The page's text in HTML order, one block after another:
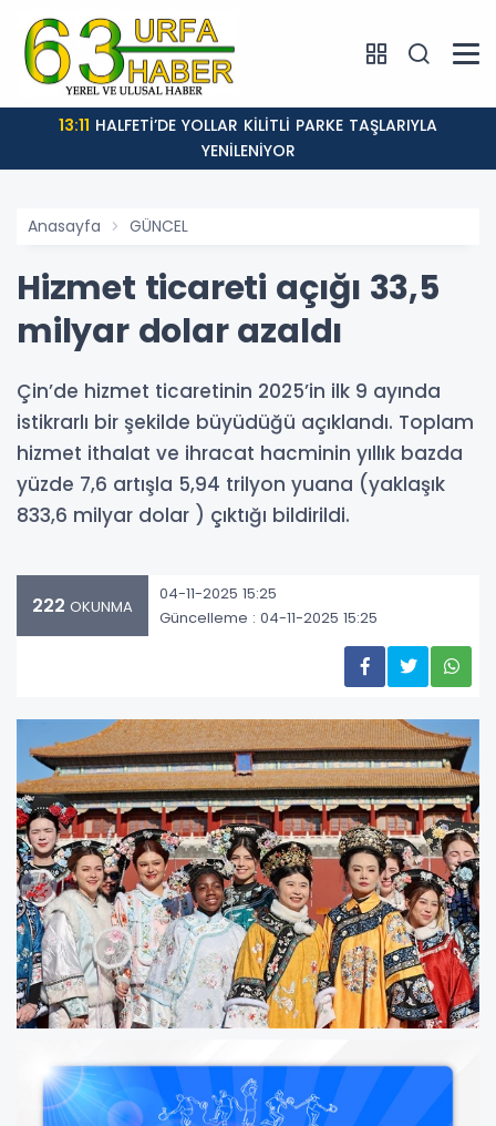
13:11
YENİLENİYOR
Anasayfa GÜNCEL
Hizmet ticareti açığı 33,5
milyar dolar azaldı
Çin’de hizmet ticaretinin 2025’in ilk 9 ayında
istikrarlı bir şekilde büyüdüğü açıklandı. Toplam
hizmet ithalat ve ihracat hacminin yıllık bazda
yüzde 7,6 artışla 5,94 trilyon yuana (yaklaşık
833,6 milyar dolar ) çıktığı bildirildi.
222 OKUNMA
04-11-2025 15:25
Güncelleme : 04-11-2025 15:25